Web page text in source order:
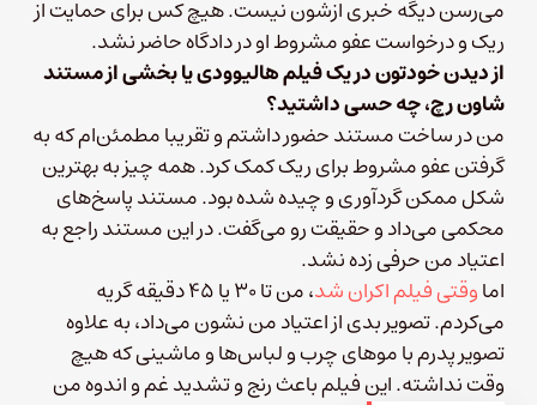
می‌رسن دیگه خبری ازشون نیست. هیچ کس برای حمایت از
ریک و درخواست عفو مشروط او در دادگاه حاضر نشد.
از دیدن خودتون در یک فیلم هالیوودی یا بخشی از مستند
شاون رچ، چه حسی داشتید؟
من در ساخت مستند حضور داشتم و تقریبا مطمئن‌ام که به
گرفتن عفو مشروط برای ریک کمک کرد. همه چیز به بهترین
شکل ممکن گردآوری و چیده شده بود. مستند پاسخ‌های
محکمی می‌داد و حقیقت رو می‌گفت. در این مستند راجع به
اعتیاد من حرفی زده نشد.
اماوقتی فیلم اکران شد
، من تا ۳۰ یا ۴۵ دقیقه گریه
می‌کردم. تصویر بدی از اعتیاد من نشون می‌داد، به علاوه
تصویر پدرم با موهای چرب و لباس‌ها و ماشینی که هیچ
وقت نداشته. این فیلم باعث رنج و تشدید غم و اندوه من